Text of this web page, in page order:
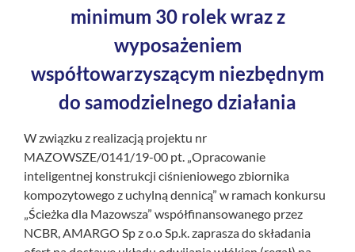
minimum 30 rolek wraz z
wyposażeniem
współtowarzyszącym niezbędnym
do samodzielnego działania
W związku z realizacją projektu nr
MAZOWSZE/0141/19-00 pt. „Opracowanie
inteligentnej konstrukcji ciśnieniowego zbiornika
kompozytowego z uchylną dennicą” w ramach konkursu
„Ścieżka dla Mazowsza” współfinansowanego przez
NCBR, AMARGO Sp z o.o Sp.k. zaprasza do składania